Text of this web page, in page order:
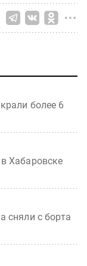
более 6
Хабаровске
сняли с борта